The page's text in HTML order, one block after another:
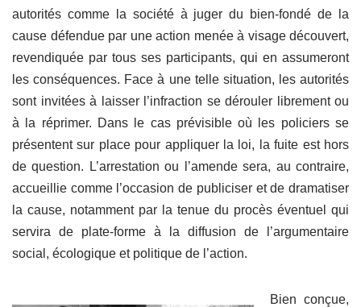
autorités comme la société à juger du bien-fondé de la
cause défendue par une action menée à visage découvert,
revendiquée par tous ses participants, qui en assumeront
les conséquences. Face à une telle situation, les autorités
sont invitées à laisser l’infraction se dérouler librement ou
à la réprimer. Dans le cas prévisible où les policiers se
présentent sur place pour appliquer la loi, la fuite est hors
de question. L’arrestation ou l’amende sera, au contraire,
accueillie comme l’occasion de publiciser et de dramatiser
la cause, notamment par la tenue du procès éventuel qui
servira de plate-forme à la diffusion de l’argumentaire
social, écologique et politique de l’action.
Bien conçue,